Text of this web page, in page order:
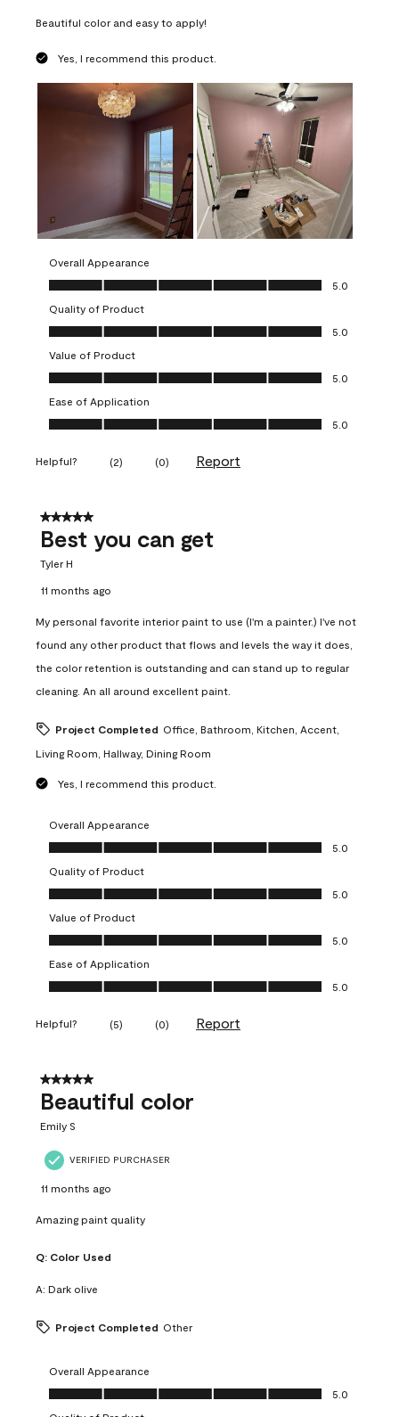
Beautiful color and easy to apply!
Yes, I recommend this product.
Overall Appearance
Overall Appearance, 5.0 out of 5
5.0
Quality of Product
Quality of Product, 5.0 out of 5
5.0
Value of Product
Value of Product, 5.0 out of 5
5.0
Ease of Application
Ease of Application, 5.0 out of 5
5.0
Helpful? (2) (0) Report
5 out of 5 stars.
Best you can get
Tyler H
11 months ago
My personal favorite interior paint to use (I'm a painter.) I've not
found any other product that flows and levels the way it does,
the color retention is outstanding and can stand up to regular
cleaning. An all around excellent paint.
Project Completed Office, Bathroom, Kitchen, Accent,
Living Room, Hallway, Dining Room
Yes, I recommend this product.
Overall Appearance
Overall Appearance, 5.0 out of 5
5.0
Quality of Product
Quality of Product, 5.0 out of 5
5.0
Value of Product
Value of Product, 5.0 out of 5
5.0
Ease of Application
Ease of Application, 5.0 out of 5
5.0
Helpful? (5) (0) Report
5 out of 5 stars.
Beautiful color
Emily S
VERIFIED PURCHASER
11 months ago
Amazing paint quality
Q: Color Used
A: Dark olive
Project Completed Other
Overall Appearance
Overall Appearance, 5.0 out of 5
5.0